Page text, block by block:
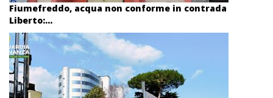
Fiumefreddo, acqua non conforme in contrada
Liberto:...